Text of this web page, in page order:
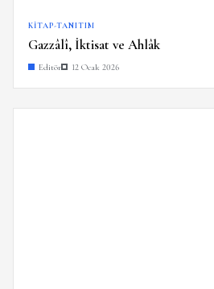
KITAP-TANITIM
Gazzâlî, İktisat ve Ahlâk
Editör 12 Ocak 2026